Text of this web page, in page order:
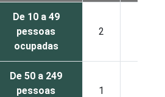
De 10 a 49
pessoas
ocupadas
2
De 50 a 249
pessoas
1